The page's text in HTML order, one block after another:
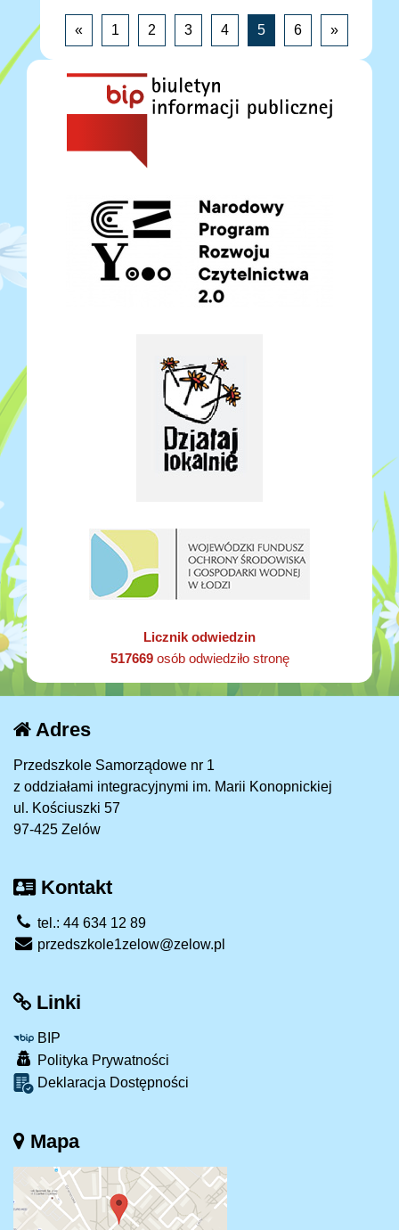
Licznik odwiedzin
517669osób odwiedziło stronę
« 1 2 3 4 5 6 »
Adres
Przedszkole Samorządowe nr 1
z oddziałami integracyjnymi im. Marii Konopnickiej
ul. Kościuszki 57
97-425 Zelów
Kontakt
tel.: 44 634 12 89
przedszkole1zelow@zelow.pl
Linki
BIP
Polityka Prywatności
Deklaracja Dostępności
Mapa